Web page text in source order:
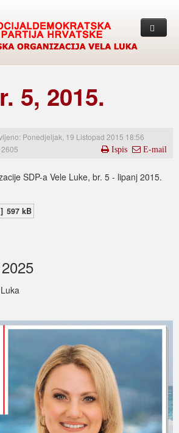
5, 2015.
Ponedjeljak, 19 Listopad 2015 18:56
Ispis E-mail
SDP-a Vele Luke, br. 5 - lipanj 2015.
597 kB